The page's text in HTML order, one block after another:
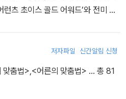
츠 초이스 골드 어워드’와 전미 도
수상 및 각 부문 노미네이트를 휩
를 확고히 다졌다. 현실적인 주제를
특유의 집필 스타일로 독자에게
저자파일 신간알림 신청
맞춤법>,<어른의 맞춤법> … 총 81